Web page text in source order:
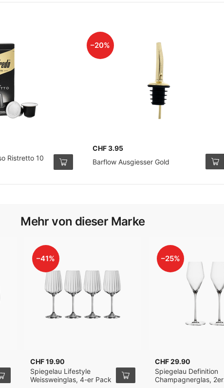
Ristretto 10
–20%
CHF 3.95
Barflow Ausgiesser Gold
Mehr von dieser Marke
–41%
CHF 19.90
Spiegelau Lifestyle
Weissweinglas, 4-er Pack
–25%
CHF 29.90
Spiegelau Definition
Champagnerglas, 2er